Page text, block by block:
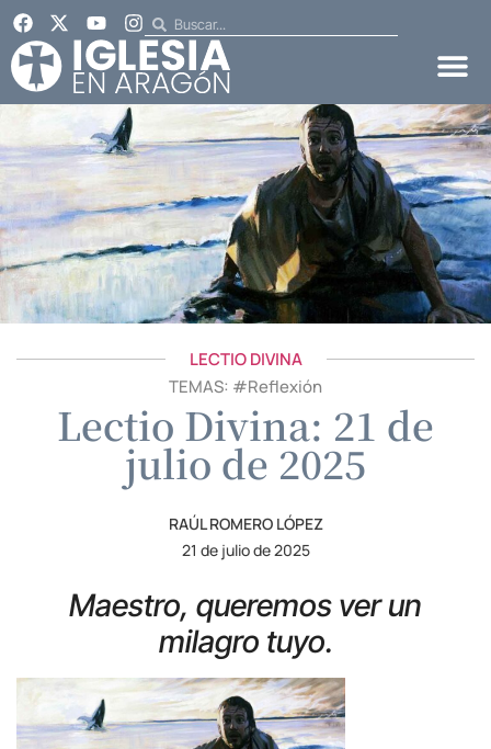
LECTIO DIVINA
TEMAS: #Reflexión
Lectio Divina: 21 de
julio de 2025
RAÚL ROMERO LÓPEZ
21 de julio de 2025
Maestro, queremos ver un
milagro tuyo.